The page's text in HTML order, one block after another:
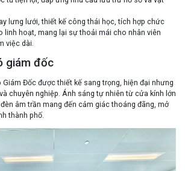
lưng lưới, thiết kế công thái học, tích hợp chức
linh hoạt, mang lại sự thoải mái cho nhân viên
việc dài.
giám đốc
Giám Đốc được thiết kế sang trọng, hiện đại nhưng
chuyên nghiệp. Ánh sáng tự nhiên từ cửa kính lớn
âm trần mang đến cảm giác thoáng đãng, mở
thành phố.